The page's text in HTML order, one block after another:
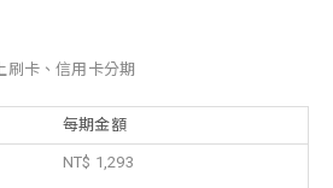
刷卡、信用卡分期
每期金額
NT$ 1,293